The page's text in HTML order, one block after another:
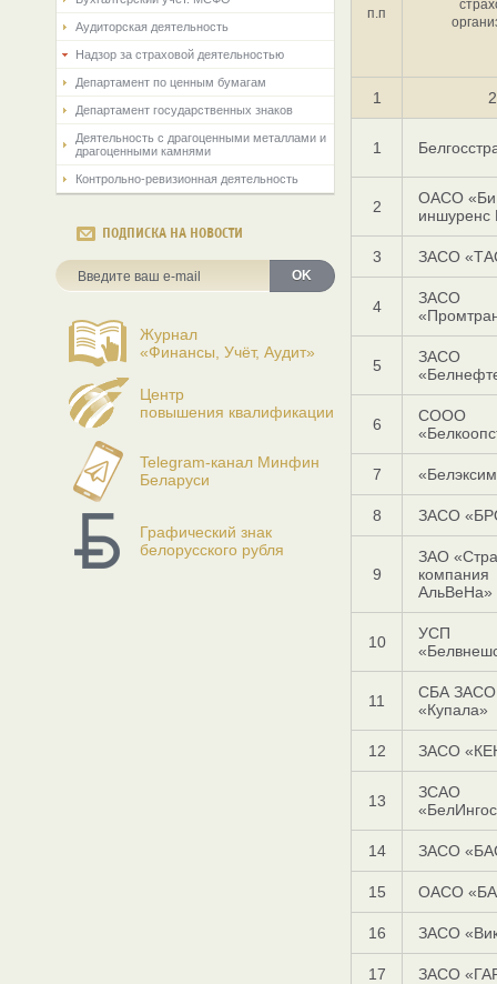
Аудиторская деятельность
Надзор за страховой деятельностью
Департамент по ценным бумагам
Департамент государственных знаков
Деятельность с драгоценными металлами и
драгоценными камнями
Контрольно-ревизионная деятельность
ПОДПИСКА НА НОВОСТИ
OK
Журнал
«Финансы, Учёт, Аудит»
Центр
повышения квалификации
Telegram-канал Минфин
Беларуси
Графический знак
белорусского рубля
п.п
1 2
1
2
ОАСО «Би
иншуренс
3 ЗАСО
4
ЗАСО
5
ЗАСО
6
СООО
7
8 ЗАСО
9
ЗАО
компания
АльВеНа»
10
УСП
11
СБА ЗАСО
«Купала»
12 ЗАСО
13
ЗСАО
14 ЗАСО
15 ОАСО
16 ЗАСО
17 ЗАСО